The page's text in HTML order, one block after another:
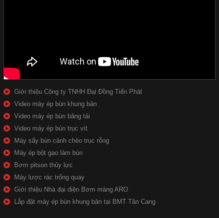
Giới thiệu Công ty TNHH Đại Đồng Tiến Phát
Video máy ép bùn khung bản
Video máy ép bùn băng tải
Video máy ép bùn trục vít
Máy sấy bùn cánh chèo trục rỗng
Máy ép bột gạo làm bún
Bơm pitson thủy lực
Máy lược rác trống quay
Giới thiệu Nhà đại diện Bơm màng ARO
Lắp đặt máy ép bùn khung bản tại BMT Tân Cang